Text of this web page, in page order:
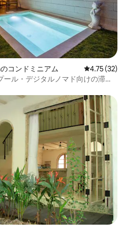
コンドミニアム レビュー32
4.75 (32)
ール・デジタルノマド向けの滞在